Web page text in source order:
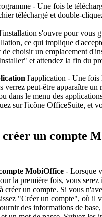
- Une fois le
téléchargé et double-
s'ouvre pour vous
ce qui implique
choisir un emplacement
et attendez la fin du
l'application - Une fois
verrez peut-être apparaître un
dans le menu des
sur l'icône OfficeSuite, et
créer un compte
MobiOffice - Lorsque
la première fois, vous serez
créer un compte. Si vous
"Créer un compte", où il
des informations de